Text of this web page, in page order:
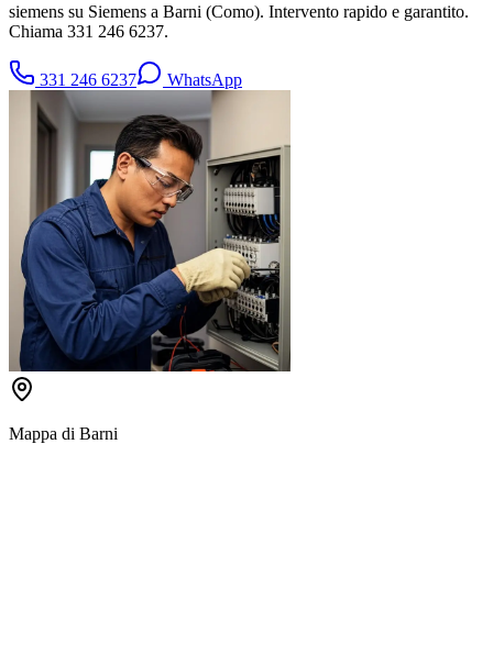
siemens su Siemens a Barni (Como). Intervento rapido e garantito.
Chiama 331 246 6237.
331 246 6237 WhatsApp
Mappa di Barni